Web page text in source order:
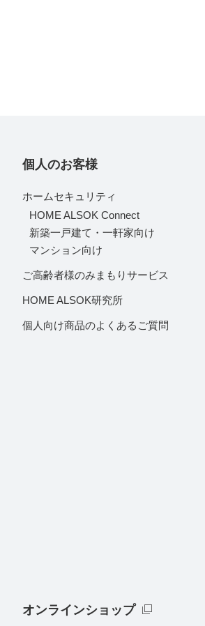
個人のお客様
ホームセキュリティ
HOME ALSOK Connect
新築一戸建て・一軒家向け
マンション向け
ご高齢者様のみまもりサービス
HOME ALSOK研究所
個人向け商品のよくあるご質問
オンラインショップ